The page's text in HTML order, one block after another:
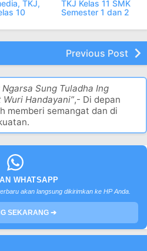
Soal
1 dan 2
KUMPULAN Soal
Previous Post
Sung Tuladha Ing
Handayani”
memberi semangat dan di
WHATSAPP
akan langsung dikirimkan ke HP Anda.
SEKARANG ➔